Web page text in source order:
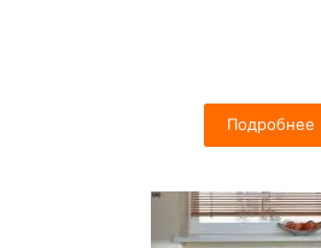
Подробнее